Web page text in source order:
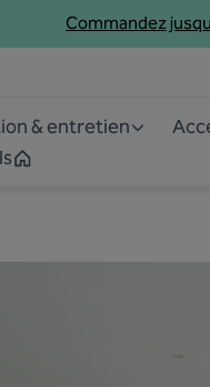
Commandez
& entretien